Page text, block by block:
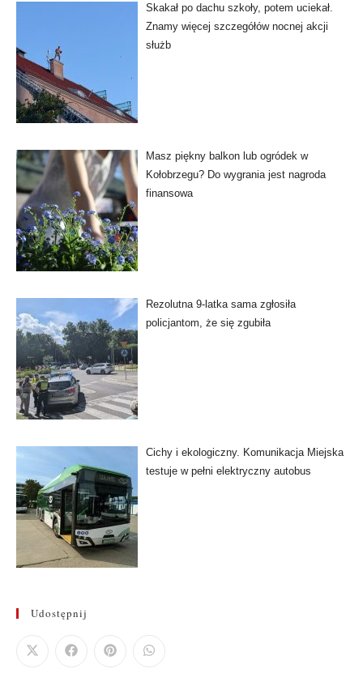
Skakał po dachu szkoły, potem uciekał.
Znamy więcej szczegółów nocnej akcji
służb
Masz piękny balkon lub ogródek w
Kołobrzegu? Do wygrania jest nagroda
finansowa
Rezolutna 9-latka sama zgłosiła
policjantom, że się zgubiła
Cichy i ekologiczny. Komunikacja Miejska
testuje w pełni elektryczny autobus
Udostępnij